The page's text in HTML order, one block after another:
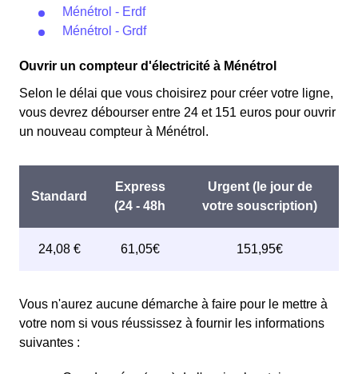
Ménétrol - Erdf
Ménétrol - Grdf
Ouvrir un compteur d'électricité à Ménétrol
Selon le délai que vous choisirez pour créer votre ligne,
vous devrez débourser entre 24 et 151 euros pour ouvrir
un nouveau compteur à Ménétrol.
Vous n'aurez aucune démarche à faire pour le mettre à
votre nom si vous réussissez à fournir les informations
suivantes :